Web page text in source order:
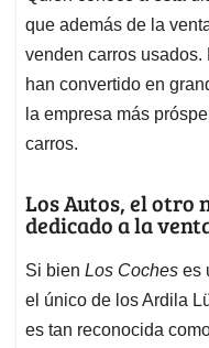
que además de la
venden carros usados.
han convertido en
la empresa más
carros.
Los Autos, el otro
dedicado a la
Si bien Los Coches es
el único de los Ardila
es tan reconocida